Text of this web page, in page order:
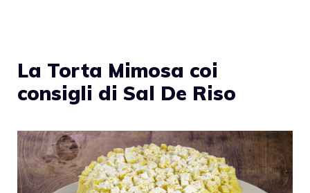
La Torta Mimosa coi
consigli di Sal De Riso